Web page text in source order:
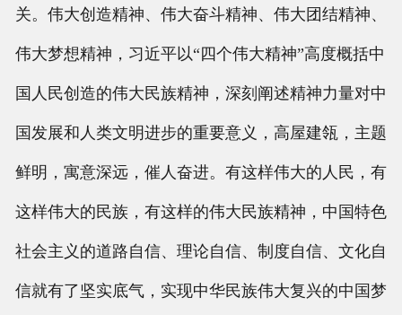
关。伟大创造精神、伟大奋斗精神、伟大团结精神、
伟大梦想精神，习近平以“四个伟大精神”高度概括中
国人民创造的伟大民族精神，深刻阐述精神力量对中
国发展和人类文明进步的重要意义，高屋建瓴，主题
鲜明，寓意深远，催人奋进。有这样伟大的人民，有
这样伟大的民族，有这样的伟大民族精神，中国特色
社会主义的道路自信、理论自信、制度自信、文化自
信就有了坚实底气，实现中华民族伟大复兴的中国梦